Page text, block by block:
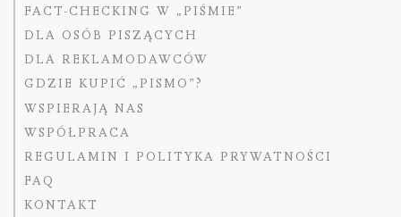
FACT-CHECKING W „PIŚMIE”
DLA OSÓB PISZĄCYCH
DLA REKLAMODAWCÓW
GDZIE KUPIĆ „PISMO”?
WSPIERAJĄ NAS
WSPÓŁPRACA
REGULAMIN I POLITYKA PRYWATNOŚCI
FAQ
KONTAKT